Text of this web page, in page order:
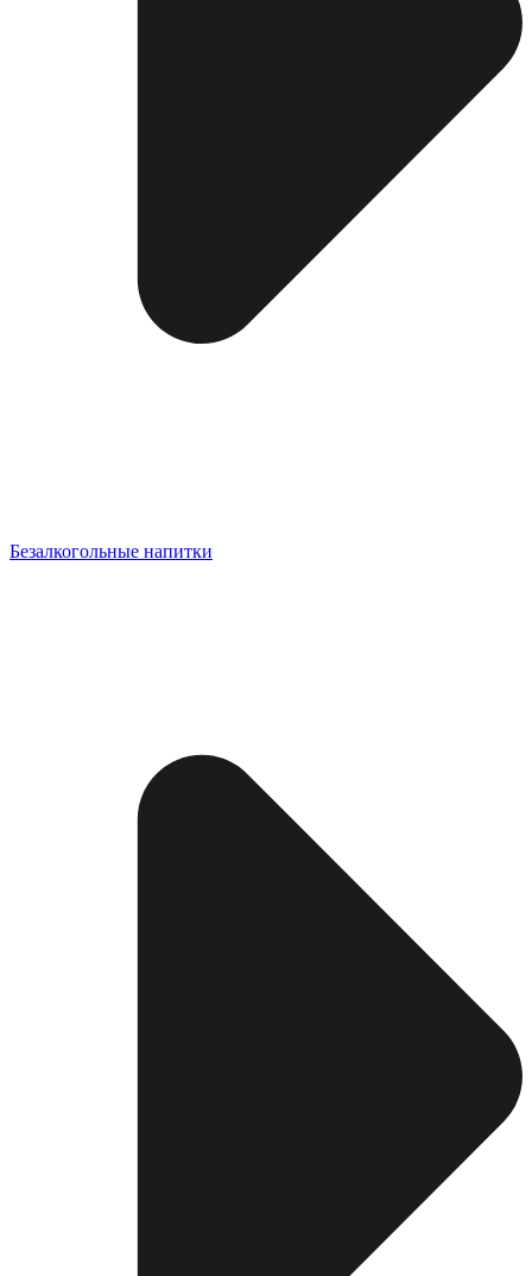
Безалкогольные напитки